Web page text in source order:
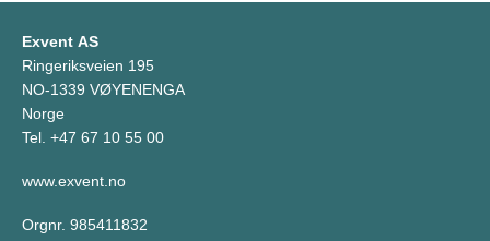
Exvent AS
Ringeriksveien 195
NO-1339 VØYENENGA
Norge
Tel. +47 67 10 55 00
www.exvent.no
Orgnr. 985411832